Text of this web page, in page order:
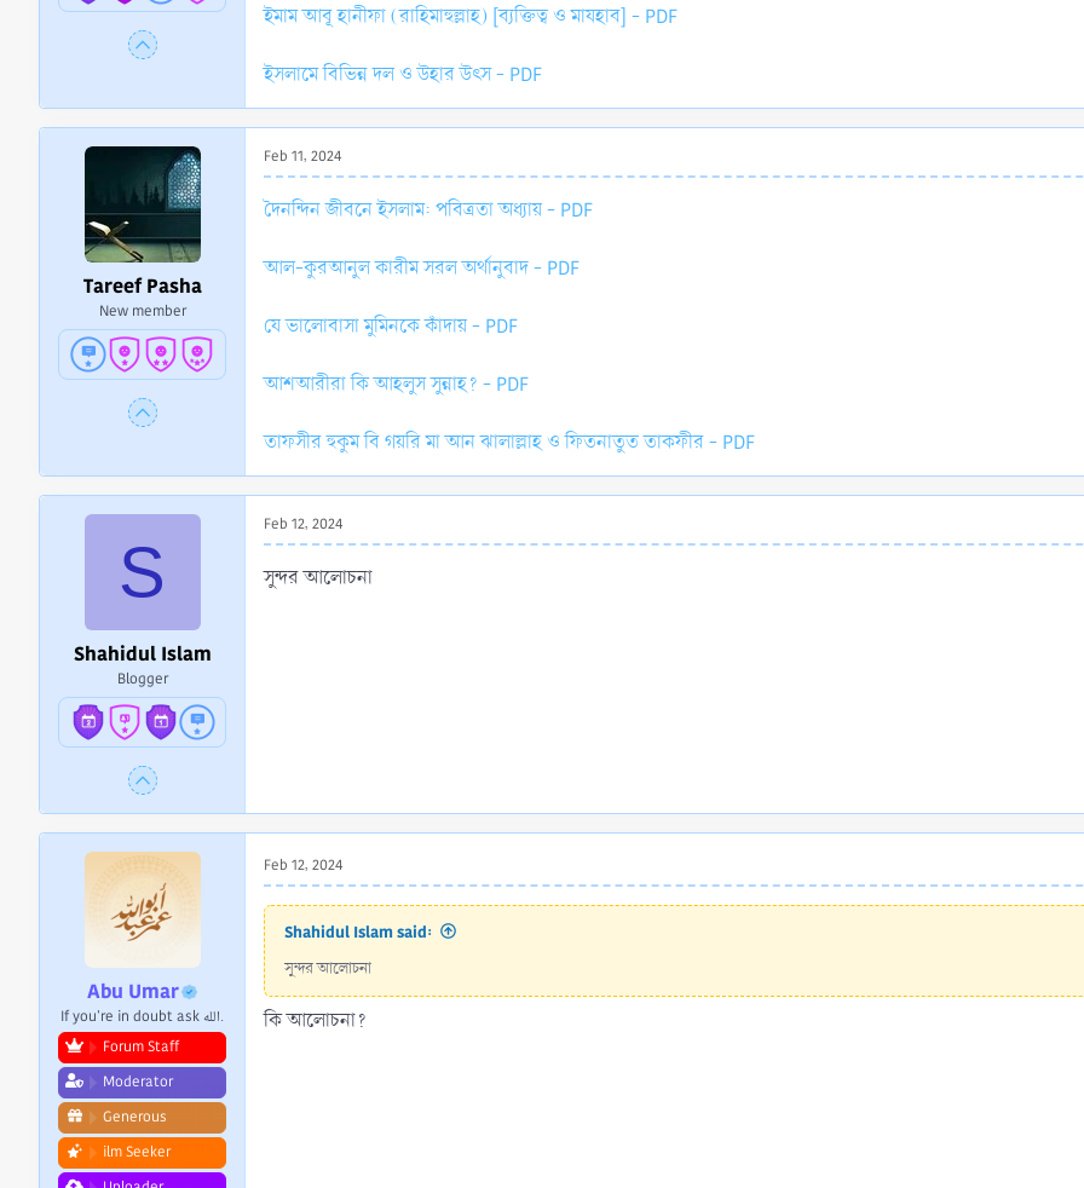
ইমাম আবূ হানীফা (রাহিমাহুল্লাহ) [ব্যক্তিত্ব ও মাযহাব] - PDF
ইসলামে বিভিন্ন দল ও উহার উৎস - PDF
Tareef Pasha
New member
Feb 11, 2024
দৈনন্দিন জীবনে ইসলাম: পবিত্রতা অধ্যায় - PDF
আল-কুরআনুল কারীম সরল অর্থানুবাদ - PDF
যে ভালোবাসা মুমিনকে কাঁদায় - PDF
আশআরীরা কি আহলুস সুন্নাহ? - PDF
তাফসীর হুকুম বি গয়রি মা আন‌ ঝালাল্লাহ ও ফিতনাতুত তাকফীর - PDF
S
Shahidul Islam
Blogger
Feb 12, 2024
সুন্দর আলোচনা
Abu Umar
If you're in doubt ask الله.
Forum Staff
Moderator
Generous
ilm Seeker
Feb 12, 2024
Shahidul Islam said:
সুন্দর আলোচনা
কি আলোচনা?